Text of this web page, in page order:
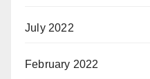
July 2022
February 2022